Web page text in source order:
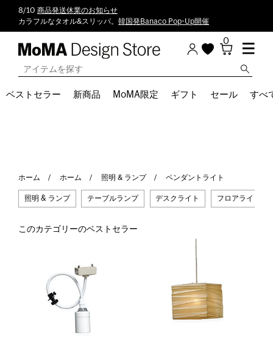
8/10 商品発送休業のお知らせ
カラフルなタオル&スリッパ。 韓国発Banaco Pop-Up開催
0
ベストセラー 新商品 MoMA限定 ギフト セール すべ
ホーム ホーム 照明 & ランプ ペンダントライト
照明 & ランプ テーブルランプ デスクライト フロアライト
このカテゴリーのベストセラー